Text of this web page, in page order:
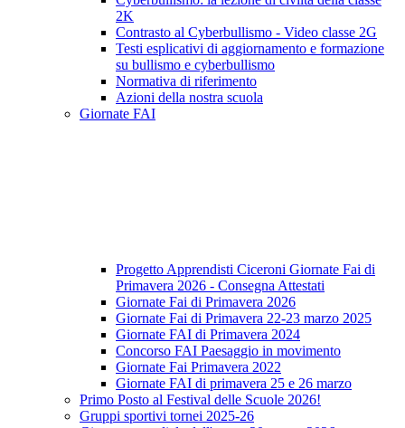
2K
Contrasto al Cyberbullismo - Video classe 2G
Testi esplicativi di aggiornamento e formazione
su bullismo e cyberbullismo
Normativa di riferimento
Azioni della nostra scuola
Giornate FAI
Progetto Apprendisti Ciceroni Giornate Fai di
Primavera 2026 - Consegna Attestati
Giornate Fai di Primavera 2026
Giornate Fai di Primavera 22-23 marzo 2025
Giornate FAI di Primavera 2024
Concorso FAI Paesaggio in movimento
Giornate Fai Primavera 2022
Giornate FAI di primavera 25 e 26 marzo
Primo Posto al Festival delle Scuole 2026!
Gruppi sportivi tornei 2025-26